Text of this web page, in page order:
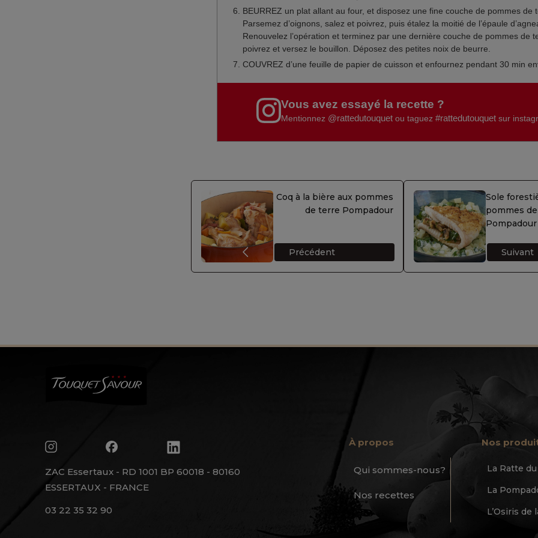
BEURREZ un plat allant au four, et disposez une fine couche de pommes de
Parsemez d’oignons, salez et poivrez, puis étalez la moitié de l’épaule
Renouvelez l’opération et terminez par une dernière couche de pommes de
poivrez et versez le bouillon. Déposez des petites noix de beurre.
COUVREZ d’une feuille de papier de cuisson et enfournez pendant 30 min
Vous avez essayé la recette ?
Mentionnez @rattedutouquet ou taguez#rattedutouquet sur
Coq à la bière aux pommes
de terre Pompadour
Précédent
Sole
pommes
Suivant
ZAC Essertaux - RD 1001 BP 60018 - 80160
ESSERTAUX - FRANCE
03 22 35 32 90
À propos
Qui sommes-nous?
Nos recettes
Nos
La Ratte
La
L’Osiris de